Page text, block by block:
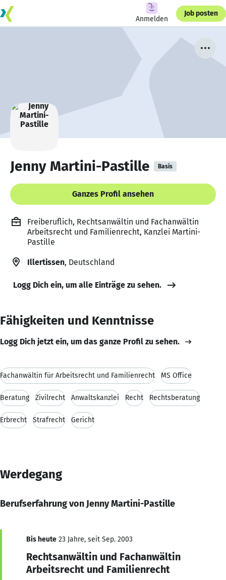
Anmelden
Job posten
Jenny Martini-Pastille Basis
Ganzes Profil ansehen
Freiberuflich, Rechtsanwältin und Fachanwältin
Arbeitsrecht und Familienrecht, Kanzlei Martini-
Pastille
Illertissen, Deutschland
Logg Dich ein, um alle Einträge zu sehen.
Fähigkeiten und Kenntnisse
Logg Dich jetzt ein, um das ganze Profil zu sehen.
Fachanwältin für Arbeitsrecht und Familienrecht MS Office
Beratung Zivilrecht Anwaltskanzlei Recht Rechtsberatung
Erbrecht Strafrecht Gericht
Werdegang
Berufserfahrung von Jenny Martini-Pastille
Bis heute 23 Jahre, seit Sep. 2003
Rechtsanwältin und Fachanwältin
Arbeitsrecht und Familienrecht